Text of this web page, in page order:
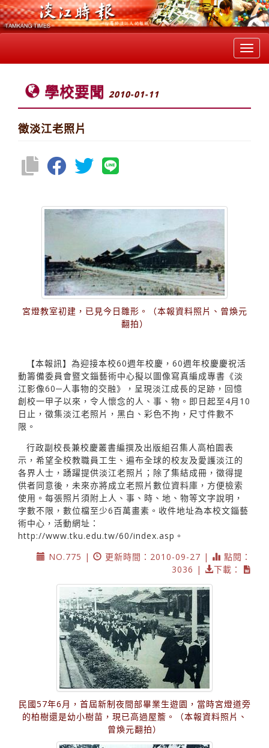
學校要聞 2010-01-11
徵淡江老照片
宮燈教室初建，已見今日雛形。（本報資料照片、曾煥元
翻拍）
【本報訊】為迎接本校60週年校慶，60週年校慶慶祝活
動籌備委員會暨文錙藝術中心擬以圖像寫真編成專書《淡
江影像60─人事物的交融》，呈現淡江成長的足跡，回憶
創校一甲子以來，令人懷念的人、事、物。即日起至4月10
日止，徵集淡江老照片，黑白、彩色不拘，尺寸件數不
限。
行政副校長兼校慶叢書編撰及出版組召集人高柏園表
示，希望全校教職員工生、遍布全球的校友及愛護淡江的
各界人士，踴躍提供淡江老照片；除了集結成冊，徵得提
供者同意後，未來亦將成立老照片數位資料庫，方便檢索
使用。每張照片須附上人、事、時、地、物等文字說明，
字數不限，數位檔至少6百萬畫素。收件地址為本校文錙藝
術中心，活動網址：
http://www.tku.edu.tw/60/index.asp。
NO.775 |
更新時間：2010-09-27 |
點閱：
3036 |
下載：
民國57年6月，首屆新制夜間部畢業生遊園，當時宮燈道旁
的柏樹還是幼小樹苗，現已高過屋簷。（本報資料照片、
曾煥元翻拍）